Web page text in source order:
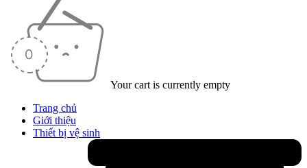
Your cart is currently empty
Trang chủ
Giới thiệu
Thiết bị vệ sinh